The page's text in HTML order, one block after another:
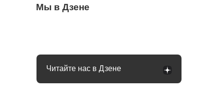
Мы в Дзене
Стиралка больше не прыгает по полу как
бешеная при отжиме: помог простой
С 1 сентября в РФ меняются правила
Омолаживаем огурцы в августе: урожай
Читайте нас в Дзене